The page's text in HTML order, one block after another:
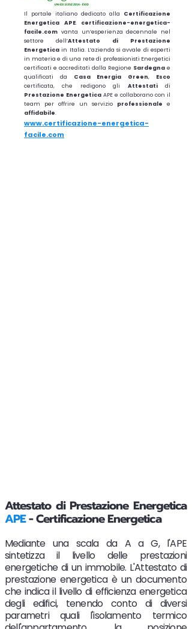
Il portale italiano dedicato alla Certificazione
Energetica APE. certificazione-energetica-
facile.com vanta un’esperienza decennale nel
settore dell’Attestato di Prestazione
Energetica in Italia. L’azienda si avvale di esperti
in materia e di una rete di professionisti Energetici
certificati e accreditati dalla Regione Sardegna e
qualificati da
Casa Energia Green, Esco
certificata, che redigono gli Attestatidi
Prestazione Energetica APE e collaborano con il
team per offrire un servizio professionale e
affidabile.
www.certificazione-energetica-
facile.com
Attestato di Prestazione Energetica
APE- Certificazione Energetica
Mediante una scala da A a G, l'APE
sintetizza il livello delle prestazioni
energetiche di un immobile. L'Attestato di
prestazione energetica è un documento
che indica il livello di efficienza energetica
degli edifici, tenendo conto di diversi
parametri quali l'isolamento termico